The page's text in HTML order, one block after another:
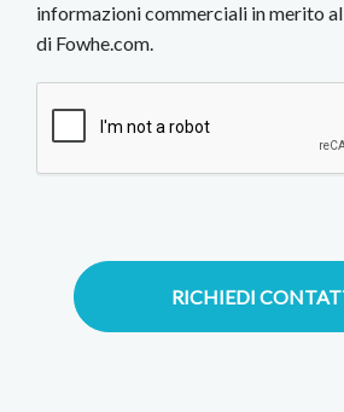
informazioni commerciali in merito
di Fowhe.com.
RICHIEDI